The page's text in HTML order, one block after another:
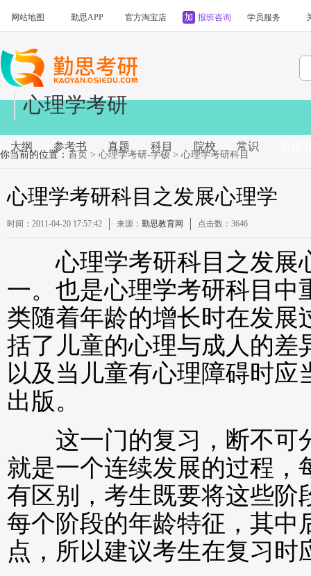
网站地图 勤思APP 官方淘宝店 报班咨询 学员服务
心理学考研
大纲 参考书 真题 科目 院校 常识
你当前的位置： 首页 > 心理学考研-学硕> 心理学考研科目
心理学考研科目之发展心理学
时间：2011-04-20 17:57:42 来源： 勤思教育网 点击数： 3646
心理学考研科目之发展
一。也是心理学考研科目中
类随着年龄的增长时在发展
括了儿童的心理与成人的差
以及当儿童有心理障碍时
出版。
这一门的复习，断不可
就是一个连续发展的过程，
有区别，考生既要将这些阶
每个阶段的年龄特征，其中
点，所以建议考生在复习